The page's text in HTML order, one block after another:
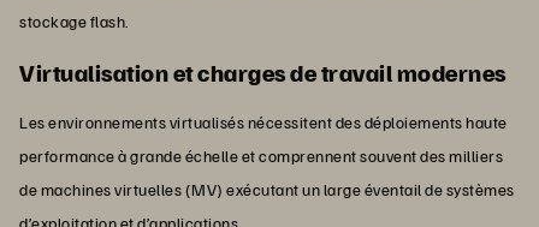
stockage flash.
Virtualisation et charges de travail modernes
Les environnements virtualisés nécessitent des déploiements haute
performance à grande échelle et comprennent souvent des milliers
de machines virtuelles (MV) exécutant un large éventail de systèmes
d’exploitation et d’applications.